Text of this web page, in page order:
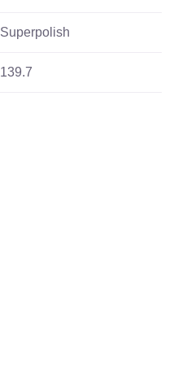
Superpolish
139.7